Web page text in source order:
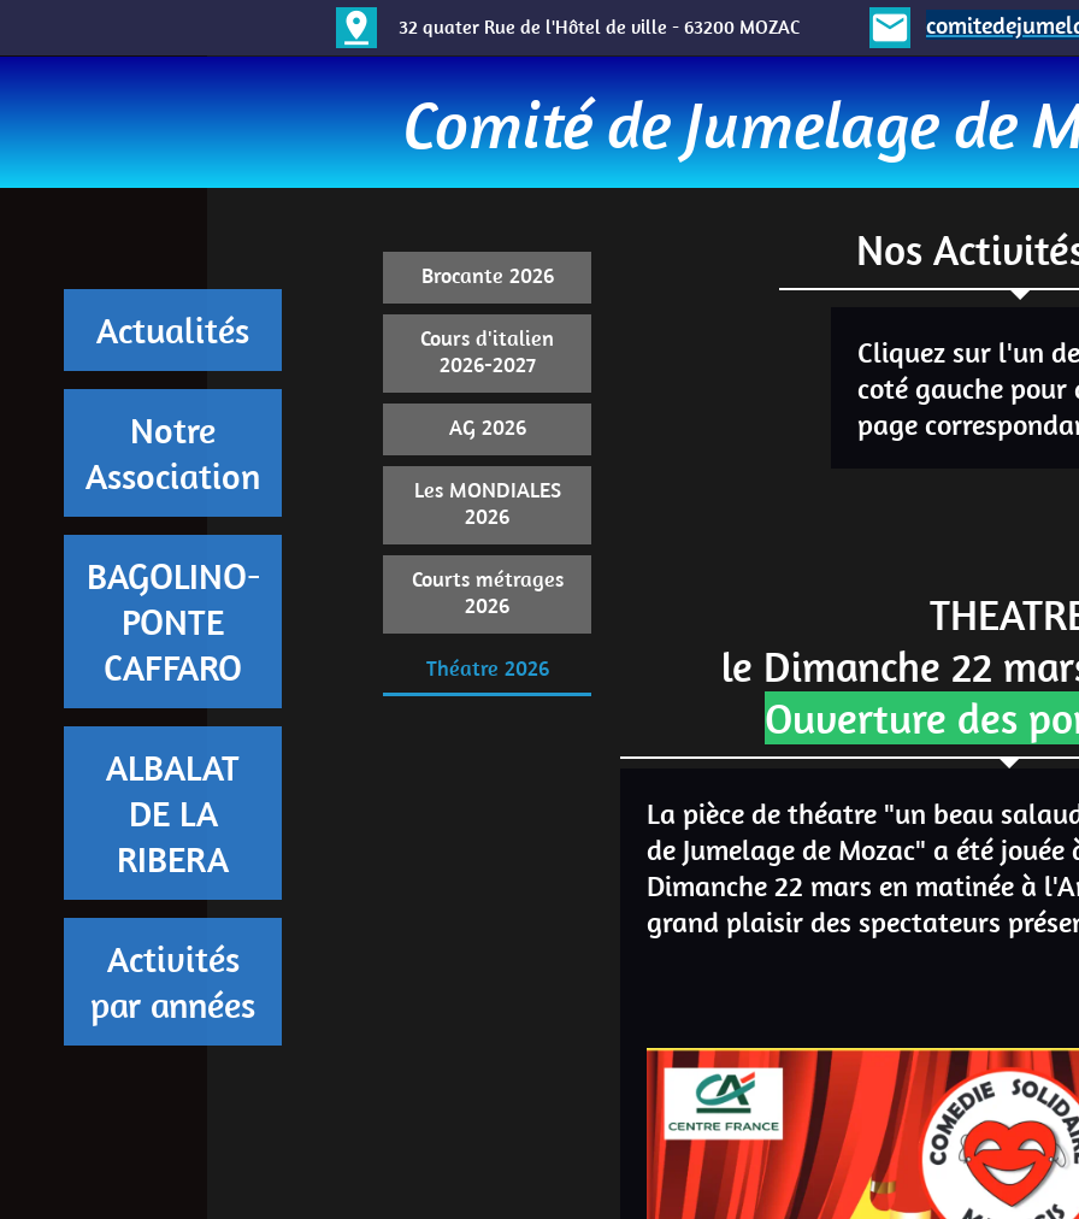
32 quater Rue de l'Hôtel de ville - 63200 MOZAC
Comité de Jumelage de
email
pin_drop
Actualités
Notre
Association
BAGOLINO-
PONTE
CAFFARO
ALBALAT
DE LA
RIBERA
Activités
par années
Brocante 2026
Cours d'italien
2026-2027
AG 2026
Les MONDIALES
2026
Courts métrages
2026
Théatre 2026
Nos
Cliquez sur l'un
coté gauche pour
page
le Dimanche 22
Ouverture des
La pièce de théatre "un beau
de Jumelage de Mozac" a été
Dimanche 22 mars en matinée à
grand plaisir des spectateurs